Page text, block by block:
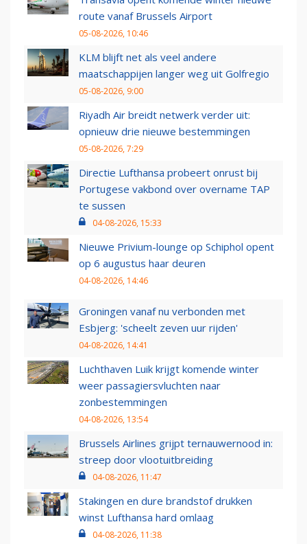
route vanaf Brussels Airport
05-08-2026, 10:46
KLM blijft net als veel andere
maatschappijen langer weg uit Golfregio
05-08-2026, 9:00
Riyadh Air breidt netwerk verder uit:
opnieuw drie nieuwe bestemmingen
05-08-2026, 7:29
Directie Lufthansa probeert onrust bij
Portugese vakbond over overname TAP
te sussen
04-08-2026, 15:33
Nieuwe Privium-lounge op Schiphol opent
op 6 augustus haar deuren
04-08-2026, 14:46
Groningen vanaf nu verbonden met
Esbjerg: 'scheelt zeven uur rijden'
04-08-2026, 14:41
Luchthaven Luik krijgt komende winter
weer passagiersvluchten naar
zonbestemmingen
04-08-2026, 13:54
Brussels Airlines grijpt ternauwernood in:
streep door vlootuitbreiding
04-08-2026, 11:47
Stakingen en dure brandstof drukken
winst Lufthansa hard omlaag
04-08-2026, 11:38